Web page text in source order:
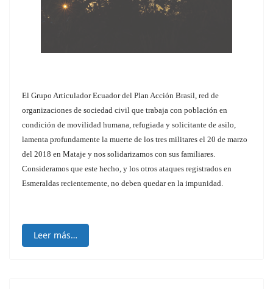
El Grupo Articulador Ecuador del Plan Acción Brasil, red de
organizaciones de sociedad civil que trabaja con población en
condición de movilidad humana, refugiada y solicitante de asilo,
lamenta profundamente la muerte de los tres militares el 20 de marzo
del 2018 en Mataje y nos solidarizamos con sus familiares.
Consideramos que este hecho, y los otros ataques registrados en
Esmeraldas recientemente, no deben quedar en la impunidad.
Leer más…